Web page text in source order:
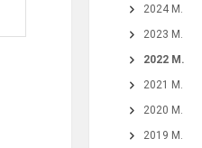
2024 M.
2023 M.
2022 M.
2021 M.
2020 M.
2019 M.